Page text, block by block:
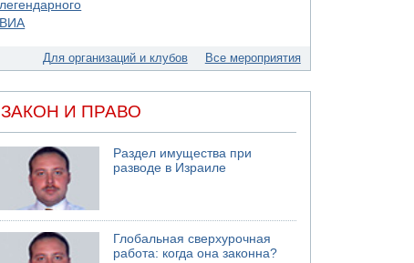
Для организаций и клубов Все мероприятия
ЗАКОН И ПРАВО
Раздел имущества при
разводе в Израиле
Глобальная сверхурочная
работа: когда она законна?